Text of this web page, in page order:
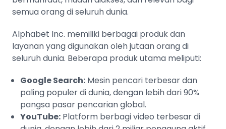
semua orang di seluruh dunia.
Alphabet Inc. memiliki berbagai produk dan
layanan yang digunakan oleh jutaan orang di
seluruh dunia. Beberapa produk utama meliputi:
Google Search: Mesin pencari terbesar dan
paling populer di dunia, dengan lebih dari 90%
pangsa pasar pencarian global.
YouTube: Platform berbagi video terbesar di